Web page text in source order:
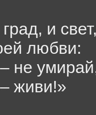
и
любви:
не
живи!»